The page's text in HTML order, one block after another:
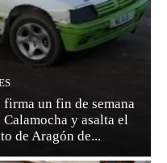
un fin de semana
y asalta el
de Aragón de...